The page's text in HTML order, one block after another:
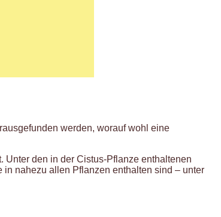
werden, worauf wohl eine
Unter den in der Cistus-Pflanze enthaltenen
nahezu allen Pflanzen enthalten sind – unter